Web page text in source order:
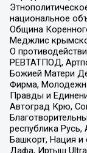
национальное
Община
Меджлис
О
РЕВТАТПОД,
Божией Матери
Фирма,
Правды и
Автоград Крю,
республика Русь,
Башкорт, Нация и
Дафа, Иртыш